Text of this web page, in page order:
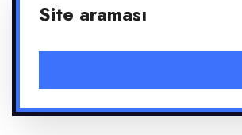
Site araması